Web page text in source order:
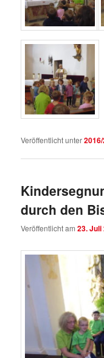
Veröffentlicht unter
durch den
Veröffentlicht am23. Juli